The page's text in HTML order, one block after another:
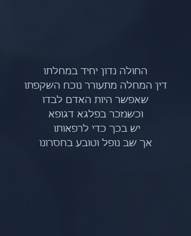
החולה נדון יחיד במחלתו
דין המחלה מתעורר נוכח השקפתו
שאפשר היות האדם לבדו
וכשנזכר בפלגא דגופא
יש בכך כדי לרפאותו
אך שב נופל וטובע בחסרונו